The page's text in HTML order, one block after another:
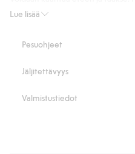
Lue lisää
Koko 25–16,1 cm
Koko 27 – 17 cm
Koko 29–18,5 cm
Pesuohjeet
Jäljitettävyys
Valmistustiedot